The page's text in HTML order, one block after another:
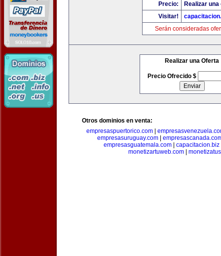
Precio:
Realizar
Visitar!
Serán consideradas
Realizar una Oferta
Precio Ofrecido $
Otros dominios en venta:
empresaspuertorico.com
empresasuruguay.com|
empresasguatemala.com
capacitacion.biz
monetizartuweb.com|